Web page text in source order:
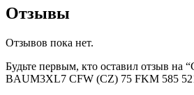
Отзывы
Отзывов пока нет.
Будьте первым, кто оставил отзыв на
BAUM3XL7 CFW (CZ) 75 FKM 585